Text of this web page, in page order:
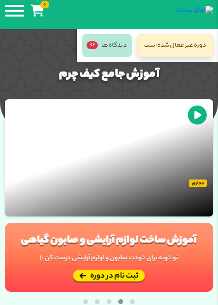
0
دوره غیر فعال شده است دیدگاه ها 62
جزئیات دوره
آموزش جامع کیف چرم
مجازی